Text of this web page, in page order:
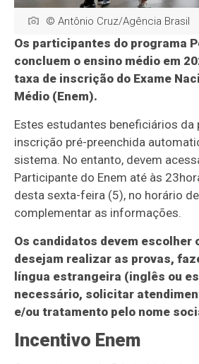
© Antônio Cruz/Agência Brasil
Os participantes do programa
concluem o ensino médio em
taxa de inscrição do Exame
Médio (Enem).
Estes estudantes beneficiários da
inscrição pré-preenchida
sistema. No entanto, devem
Participante do Enem até às
desta sexta-feira (5), no horário
complementar as informações.
Os candidatos devem escolher
desejam realizar as provas,
língua estrangeira (inglês ou
necessário, solicitar
e/ou tratamento pelo nome
Incentivo Enem